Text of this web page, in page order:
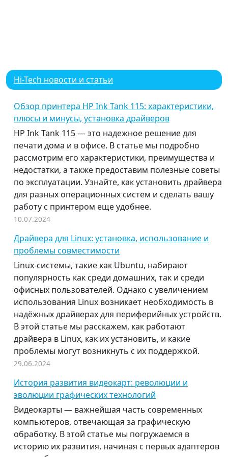
Hi-Tech новости и статьи
Обзор принтера HP Ink Tank 115: характеристики,
плюсы и минусы, установка драйверов
HP Ink Tank 115 — это надежное решение для
печати дома и в офисе. В статье мы подробно
рассмотрим его характеристики, преимущества и
недостатки, а также предоставим полезные советы
по эксплуатации. Узнайте, как установить драйвера
для разных операционных систем и сделать вашу
работу с принтером еще удобнее.
10.07.2024
Драйвера для Linux: установка, использование и
проблемы совместимости
Linux-системы, такие как Ubuntu, набирают
популярность как среди домашних, так и среди
офисных пользователей. Однако с увеличением
использования Linux возникает необходимость в
надёжных драйверах для периферийных устройств.
В этой статье мы расскажем, как работают
драйвера в Linux, как их установить, и какие
проблемы могут возникнуть с их поддержкой.
29.06.2024
История развития видеокарт: революции и
эволюции графических технологий
Видеокарты — важнейшая часть современных
компьютеров, отвечающая за графическую
обработку. В этой статье мы погружаемся в
историю их развития, начиная с первых адаптеров